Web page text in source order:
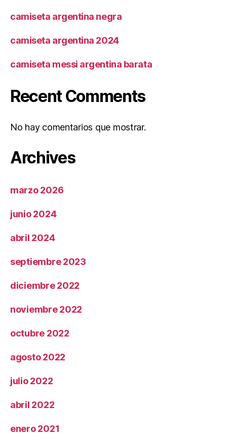
camiseta argentina negra
camiseta argentina 2024
camiseta messi argentina barata
Recent Comments
No hay comentarios que mostrar.
Archives
marzo 2026
junio 2024
abril 2024
septiembre 2023
diciembre 2022
noviembre 2022
octubre 2022
agosto 2022
julio 2022
abril 2022
enero 2021